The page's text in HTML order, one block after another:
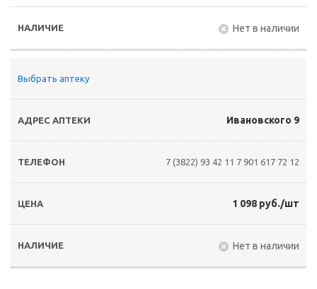
Нет в наличии
Выбрать аптеку
Ивановского 9
7 (3822) 93 42 11 7 901 617 72 12
1 098 руб./шт
Нет в наличии